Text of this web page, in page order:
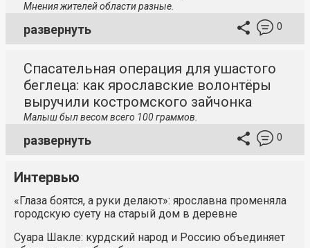
Мнения жителей области разные.
развернуть 0
Спасательная операция для ушастого
беглеца: как ярославские волонтёры
выручили костромского зайчонка
Малыш был весом всего 100 граммов.
развернуть 0
Интервью
«Глаза боятся, а руки делают»: ярославна променяла
городскую суету на старый дом в деревне
Суара Шакле: курдский народ и Россию объединяет